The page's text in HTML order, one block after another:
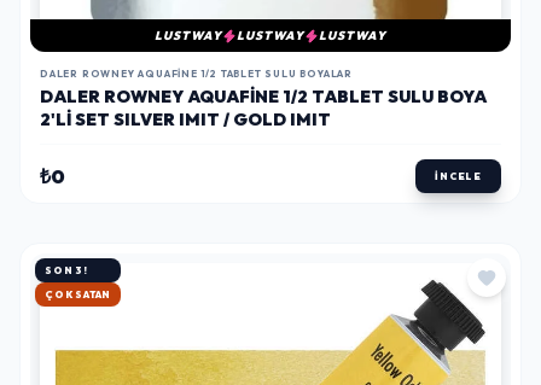
LUSTWAY LUSTWAY LUSTWAY
DALER ROWNEY AQUAFINE 1/2 TABLET SULU BOYALAR
DALER ROWNEY AQUAFINE 1/2 TABLET SULU BOYA
2'LI SET SILVER IMIT / GOLD IMIT
₺0 İNCELE
SON 3!
HIZLI KARGO